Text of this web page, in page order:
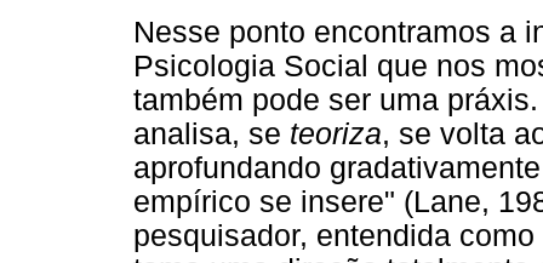
Nesse ponto encontramos a
Psicologia Social que nos
também pode ser uma
analisa, se teoriza, se volta
aprofundando
empírico se insere" (Lane,
pesquisador, entendida